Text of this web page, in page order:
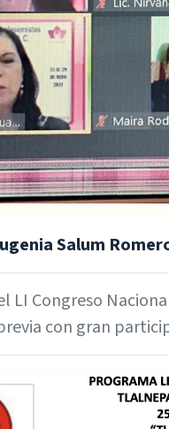
Salum
LI Congreso
con gran